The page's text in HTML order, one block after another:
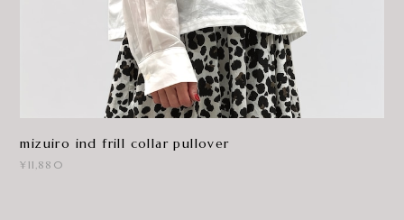
mizuiro ind frill collar pullover
¥11,880